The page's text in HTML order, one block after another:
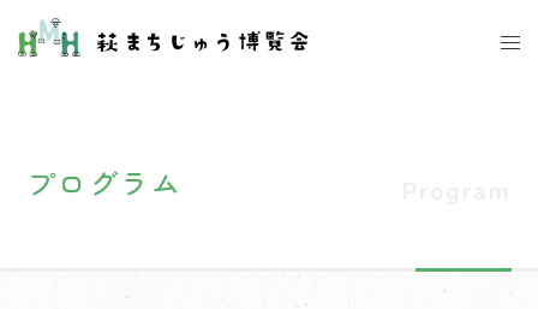
ン
ト
プログラム